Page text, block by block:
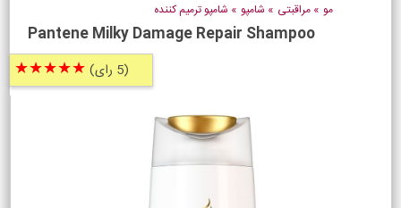
مو » مراقبتی » شامپو » شامپو ترمیم کننده
Pantene Milky Damage Repair Shampoo
(5 رای) ★★★★★